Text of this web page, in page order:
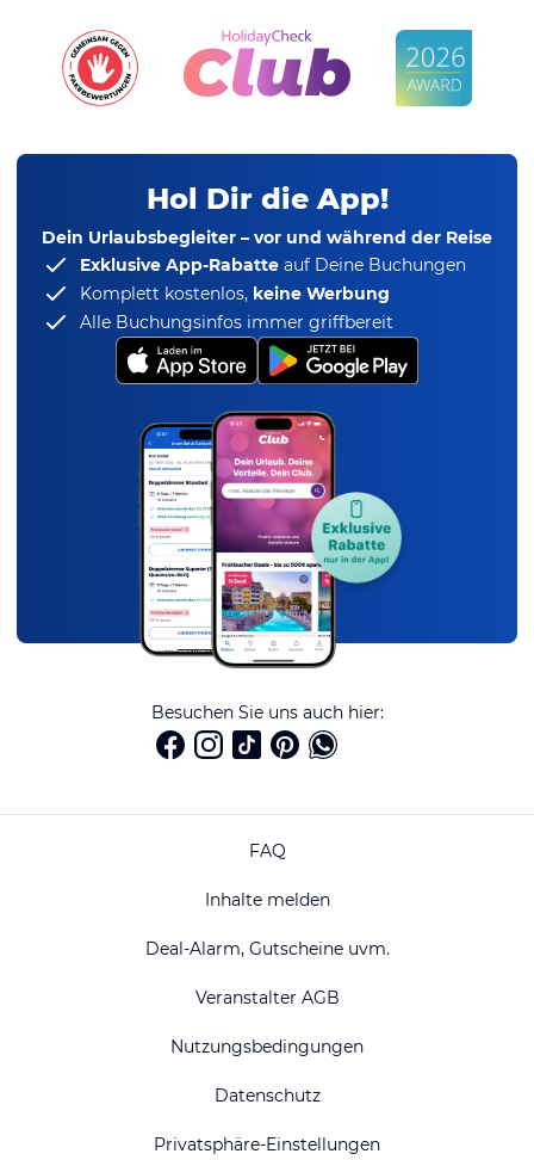
Hol Dir die App!
Dein Urlaubsbegleiter – vor und während der Reise
Exklusive App-Rabatte auf Deine Buchungen
Komplett kostenlos, keine Werbung
Alle Buchungsinfos immer griffbereit
Besuchen Sie uns auch hier:
FAQ
Inhalte melden
Deal-Alarm, Gutscheine uvm.
Veranstalter AGB
Nutzungsbedingungen
Datenschutz
Privatsphäre-Einstellungen